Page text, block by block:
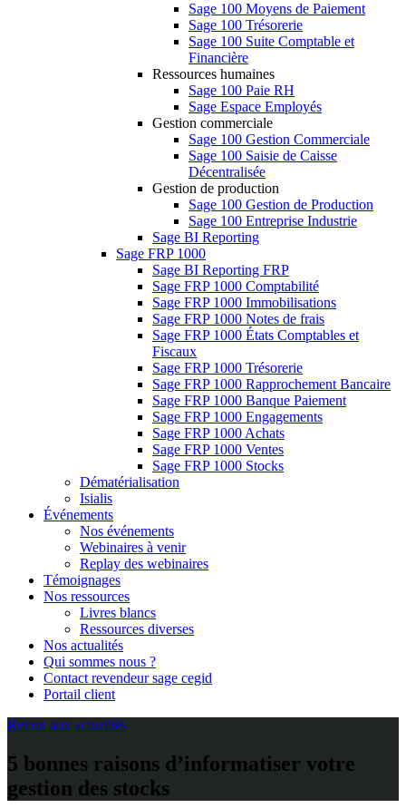
Sage 100 Moyens de Paiement
Sage 100 Trésorerie
Sage 100 Suite Comptable et
Financière
Ressources humaines
Sage 100 Paie RH
Sage Espace Employés
Gestion commerciale
Sage 100 Gestion Commerciale
Sage 100 Saisie de Caisse
Décentralisée
Gestion de production
Sage 100 Gestion de Production
Sage 100 Entreprise Industrie
Sage BI Reporting
Sage FRP 1000
Sage BI Reporting FRP
Sage FRP 1000 Comptabilité
Sage FRP 1000 Immobilisations
Sage FRP 1000 Notes de frais
Sage FRP 1000 États Comptables et
Fiscaux
Sage FRP 1000 Trésorerie
Sage FRP 1000 Rapprochement Bancaire
Sage FRP 1000 Banque Paiement
Sage FRP 1000 Engagements
Sage FRP 1000 Achats
Sage FRP 1000 Ventes
Sage FRP 1000 Stocks
Dématérialisation
Isialis
Événements
Nos événements
Webinaires à venir
Replay des webinaires
Témoignages
Nos ressources
Livres blancs
Ressources diverses
Nos actualités
Qui sommes nous ?
Contact revendeur sage cegid
Portail client
Retour aux actualités
5 bonnes raisons d’informatiser votre
gestion des stocks